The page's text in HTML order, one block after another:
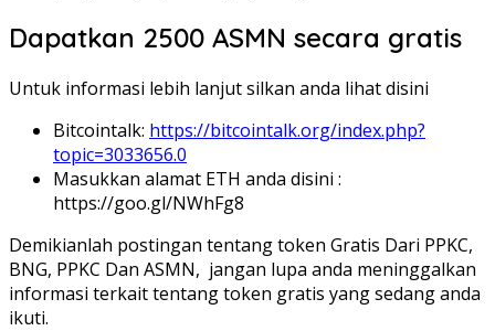
Dapatkan 2500 ASMN secara gratis
Untuk informasi lebih lanjut silkan anda lihat disini
Bitcointalk: https://bitcointalk.org/index.php?
topic=3033656.0
Masukkan alamat ETH anda disini :
https://goo.gl/NWhFg8
Demikianlah postingan tentang token Gratis Dari PPKC,
BNG, PPKC Dan ASMN, jangan lupa anda meninggalkan
informasi terkait tentang token gratis yang sedang anda
ikuti.